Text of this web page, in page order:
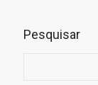
Pesquisar